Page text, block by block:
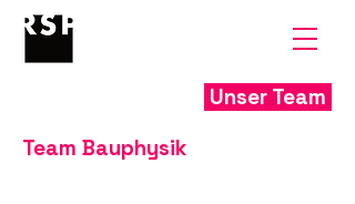
Unser Team
Team Bauphysik